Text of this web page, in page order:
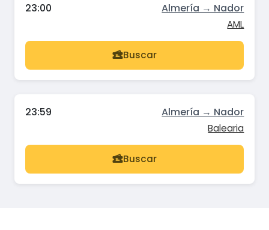
23:00 Almería → Nador
AML
Buscar
23:59 Almería → Nador
Balearia
Buscar